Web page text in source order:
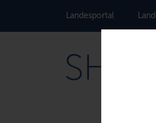
Landes­portal